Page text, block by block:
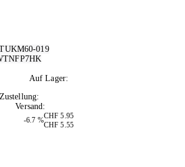
019
Auf Lager:
Zustellung:
Versand:
-6.7 %
CHF 5.95
CHF 5.55